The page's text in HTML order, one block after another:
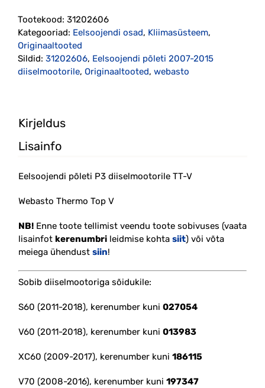
TT-
V
(31202606)
Originaal
kogus
Tootekood: 31202606
Kategooriad: Eelsoojendi osad, Kliimasüsteem,
Originaaltooted
Sildid: 31202606, Eelsoojendi põleti 2007-2015
diiselmootorile, Originaaltooted, webasto
Kirjeldus
Lisainfo
Eelsoojendi põleti P3 diiselmootorile TT-V
Webasto Thermo Top V
NB! Enne toote tellimist veendu toote sobivuses (vaata
lisainfot kerenumbri leidmise kohta siit) või võta
meiega ühendust siin!
Sobib diiselmootoriga sõidukile:
S60 (2011-2018), kerenumber kuni 027054
V60 (2011-2018), kerenumber kuni 013983
XC60 (2009-2017), kerenumber kuni 186115
V70 (2008-2016), kerenumber kuni 197347